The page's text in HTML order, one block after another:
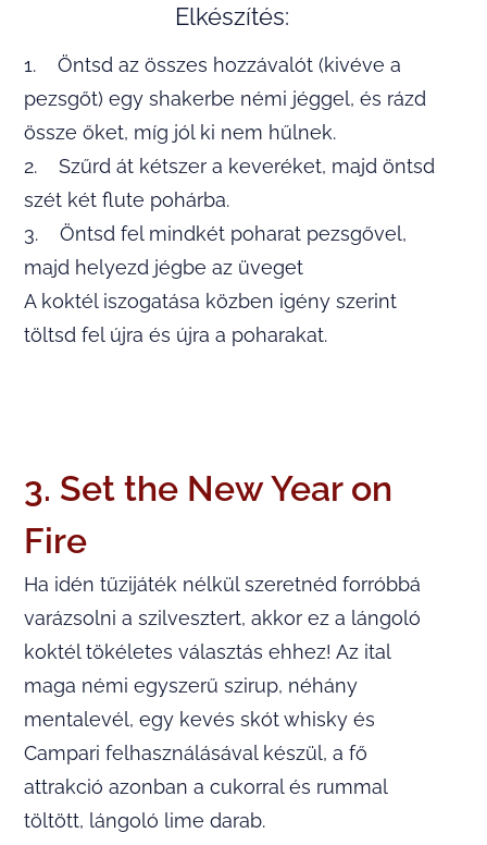
Elkészítés:
1. Öntsd az összes hozzávalót (kivéve a
pezsgőt) egy shakerbe némi jéggel, és rázd
össze őket, míg jól ki nem hűlnek.
2. Szűrd át kétszer a keveréket, majd öntsd
szét két flute pohárba.
3. Öntsd fel mindkét poharat pezsgővel,
majd helyezd jégbe az üveget
A koktél iszogatása közben igény szerint
töltsd fel újra és újra a poharakat.
3. Set the New Year on
Fire
Ha idén tűzijáték nélkül szeretnéd forróbbá
varázsolni a szilvesztert, akkor ez a lángoló
koktél tökéletes választás ehhez! Az ital
maga némi egyszerű szirup, néhány
mentalevél, egy kevés skót whisky és
Campari felhasználásával készül, a fő
attrakció azonban a cukorral és rummal
töltött, lángoló lime darab.